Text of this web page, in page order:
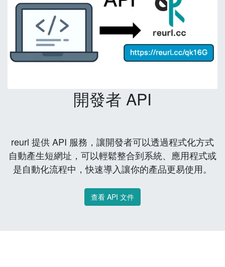
開發者 API
reurl 提供 API 服務，讓開發者可以透過程式化方式
自動產生短網址，可以輕鬆整合到系統、應用程式或
是自動化流程中，快速導入讓你的產品更易使用。
查看 API 文件